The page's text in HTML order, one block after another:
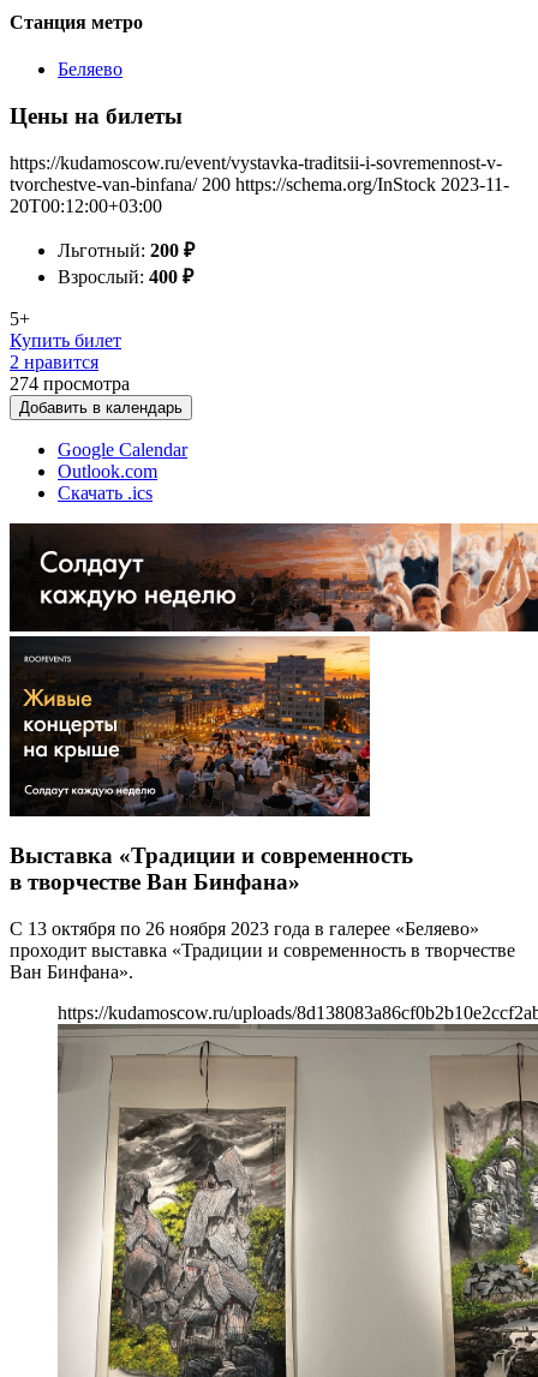
Станция метро
Беляево
Цены на билеты
https://kudamoscow.ru/event/vystavka-traditsii-i-sovremennost-v-
tvorchestve-van-binfana/ 200 https://schema.org/InStock 2023-11-
20T00:12:00+03:00
Льготный: 200 ₽
Взрослый: 400 ₽
5+
Купить билет
2 нравится
274 просмотра
Добавить в календарь
Google Calendar
Outlook.com
Скачать .ics
Выставка «Традиции и современность
в творчестве Ван Бинфана»
С 13 октября по 26 ноября 2023 года в галерее «Беляево»
проходит выставка «Традиции и современность в творчестве
Ван Бинфана».
https://kudamoscow.ru/uploads/